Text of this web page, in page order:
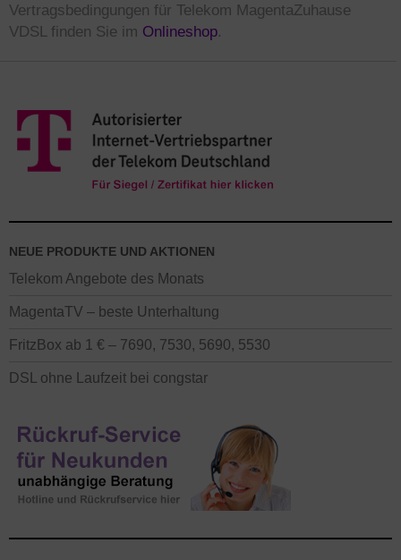
Vertragsbedingungen für Telekom MagentaZuhause
VDSL finden Sie im Onlineshop.
NEUE PRODUKTE UND AKTIONEN
Telekom Angebote des Monats
MagentaTV – beste Unterhaltung
FritzBox ab 1 € – 7690, 7530, 5690, 5530
DSL ohne Laufzeit bei congstar